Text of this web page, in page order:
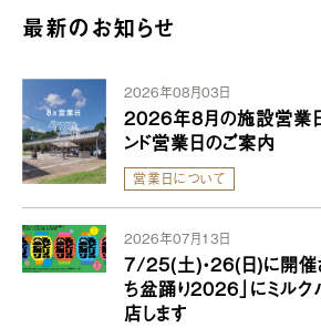
最新のお知らせ
2026年08月03日
2026年8月の施設営業日
ンド営業日のご案内
営業日について
2026年07月13日
7/25(土)・26(日)に開催
ち盆踊り2026」にミルク
店します